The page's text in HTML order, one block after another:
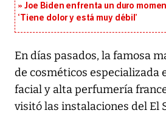
Joe Biden enfrenta un duro
‘Tiene dolor y está muy débil’
En días pasados, la famosa
de cosméticos especializada
facial y alta perfumería
visitó las instalaciones del El